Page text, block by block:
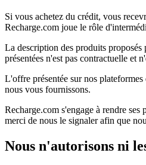
Si vous achetez du crédit, vous
Recharge.com joue le rôle
La description des produits proposés
présentées n'est pas contractuelle et
L'offre présentée sur nos
nous vous fournissons.
Recharge.com s'engage à rendre
merci de nous le signaler afin que
Nous n'autorisons ni